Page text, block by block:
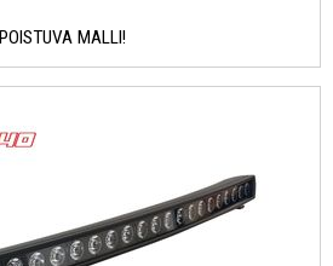
POISTUVA MALLI!